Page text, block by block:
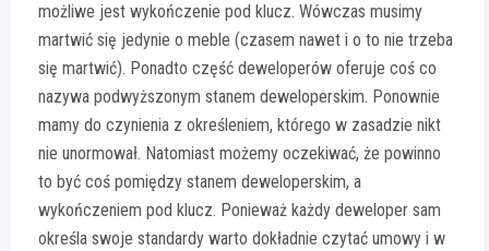
możliwe jest wykończenie pod klucz. Wówczas musimy
martwić się jedynie o meble (czasem nawet i o to nie trzeba
się martwić). Ponadto część deweloperów oferuje coś co
nazywa podwyższonym stanem deweloperskim. Ponownie
mamy do czynienia z określeniem, którego w zasadzie nikt
nie unormował. Natomiast możemy oczekiwać, że powinno
to być coś pomiędzy stanem deweloperskim, a
wykończeniem pod klucz. Ponieważ każdy deweloper sam
określa swoje standardy warto dokładnie czytać umowy i w